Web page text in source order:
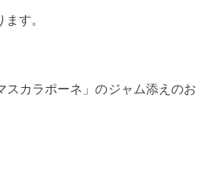
す。
カラポーネ」のジャム添えのお